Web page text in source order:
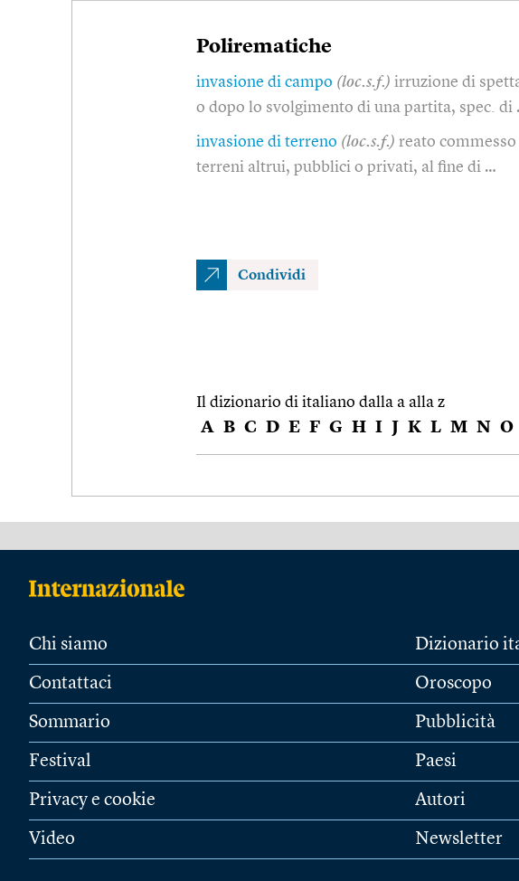
Polirematiche
invasione di campo (loc.s.f.) irruzione di
o dopo lo svolgimento di una partita, spec. di
invasione di terreno (loc.s.f.) reato
terreni altrui, pubblici o privati, al fine di …
Condividi
Il dizionario di italiano dalla a alla z
A B C D E F G H I J K L M N O
Chi siamo
Contattaci
Sommario
Festival
Privacy e cookie
Video
Dizionario
Oroscopo
Pubblicità
Paesi
Autori
Newsletter